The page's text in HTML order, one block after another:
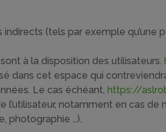
(tels par exemple qu’une
à la disposition des utilisateurs.
dans cet espace qui
Le cas échéant,https://
notamment en cas de
photographie …).